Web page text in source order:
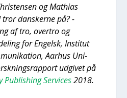
og Mat­hi­as
tror dan­sker­ne på? -
af tro, over­tro og
for Engelsk, Insti­tut
Aar­hus Uni-
udgi­vet på
Publis­hing Ser­vi­ces2018.